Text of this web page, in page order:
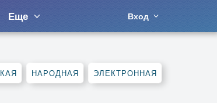
Еще Вход
НАРОДНАЯ ЭЛЕКТРОННАЯ